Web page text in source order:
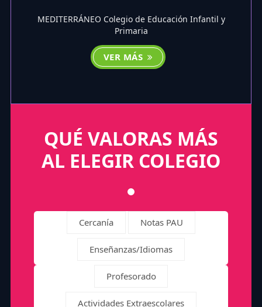
MEDITERRÁNEO Colegio de Educación Infantil y
Primaria
VER MÁS
QUÉ VALORAS MÁS
AL ELEGIR COLEGIO
Cercanía Notas PAU
Enseñanzas/Idiomas
Profesorado
Actividades Extraescolares